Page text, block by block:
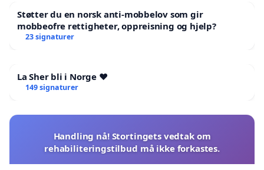
Støtter du en norsk anti-mobbelov som gir
mobbeofre rettigheter, oppreisning og hjelp?
23 signaturer
La Sher bli i Norge ❤️
149 signaturer
Handling nå! Stortingets vedtak om
rehabiliteringstilbud må ikke forkastes.